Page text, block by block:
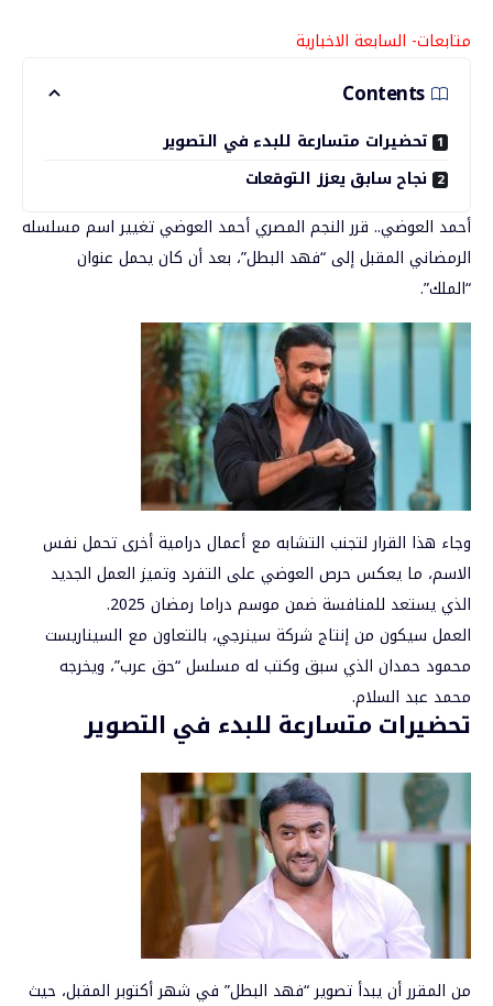
متابعات- السابعة الاخبارية
Contents
تحضيرات متسارعة للبدء في التصوير
نجاح سابق يعزز التوقعات
أحمد العوضي.. قرر النجم المصريأحمد العوضيتغيير اسم مسلسله
الرمضاني المقبل إلى “فهد البطل”، بعد أن كان يحمل عنوان
“الملك”.
وجاء هذا القرار لتجنب التشابه مع أعمال درامية أخرى تحمل نفس
الاسم، ما يعكس حرص العوضي على التفرد وتميز العمل الجديد
الذي يستعد للمنافسة ضمن موسم دراما رمضان 2025.
العمل سيكون من إنتاج شركة سينرجي، بالتعاون مع السيناريست
محمود حمدان الذي سبق وكتب له مسلسل “حق عرب”، ويخرجه
محمد عبد السلام.
تحضيرات متسارعة للبدء في التصوير
من المقرر أن يبدأ تصوير “فهد البطل” في شهر أكتوبر المقبل، حيث